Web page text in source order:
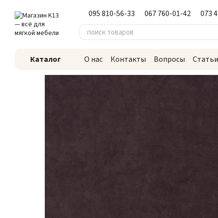
095 810-56-33 067 760-01-42 073
Каталог О нас Контакты Вопросы Статьи